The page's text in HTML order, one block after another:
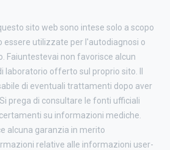
sito web sono intese solo a scopo
essere utilizzate per l'autodiagnosi o
Faiuntestevai non favorisce alcun
laboratorio offerto sul proprio sito. Il
di eventuali trattamenti dopo aver
prega di consultare le fonti ufficiali
su informazioni mediche.
alcuna garanzia in merito
relative alle informazioni user-